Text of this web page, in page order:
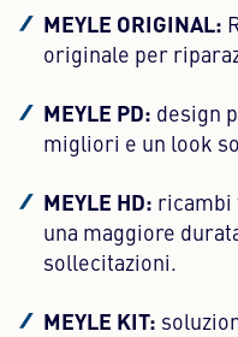
MEYLE ORIGINAL:
originale per
MEYLE PD: design
migliori e un look
MEYLE HD: ricambi
una maggiore
sollecitazioni.
MEYLE KIT: